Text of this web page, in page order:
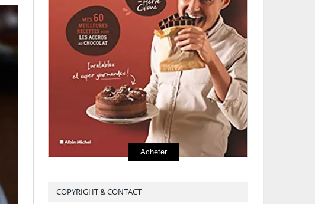
Acheter
COPYRIGHT & CONTACT